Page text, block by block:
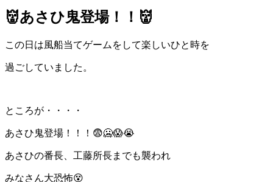
👹あさひ鬼登場！！👹
この日は風船当てゲームをして楽しいひと時を
過ごしていました。
ところが・・・・
あさひ鬼登場！！！😨🥶😱😭
あさひの番長、工藤所長までも襲われ
みなさん大恐怖😵